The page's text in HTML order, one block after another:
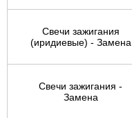
Свечи зажигания
(иридиевые) - Замена
Свечи зажигания -
Замена